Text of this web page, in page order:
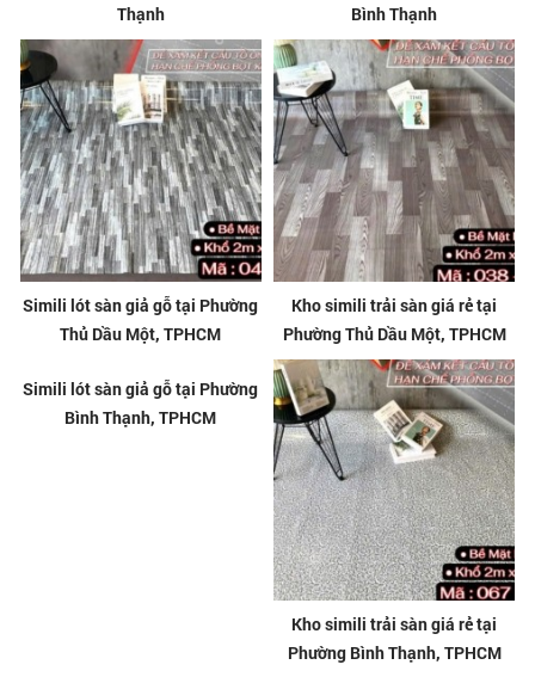
Thạnh
Bình Thạnh
Simili lót sàn giả gỗ tại Phường
Thủ Dầu Một, TPHCM
Kho simili trải sàn giá rẻ tại
Phường Thủ Dầu Một, TPHCM
Kho simili trải sàn giá rẻ tại
Phường Bình Thạnh, TPHCM